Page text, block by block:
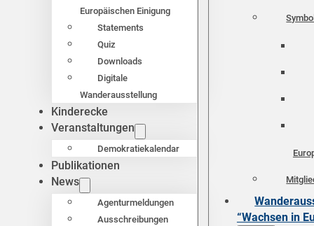
Europäischen Einigung
Statements
Quiz
Downloads
Digitale
Wanderausstellung
Kinderecke
Veranstaltungen
Demokratiekalendar
Publikationen
News
Agenturmeldungen
Ausschreibungen
“Wachsen in